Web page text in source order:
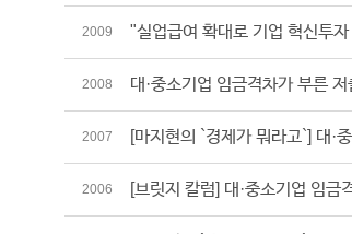
2009 "실업급여 확대로 기업 혁신투
2008 대·중소기업 임금격차가 부른
2007 [마지현의 `경제가 뭐라고`] 대·
2006 [브릿지 칼럼] 대·중소기업 임금